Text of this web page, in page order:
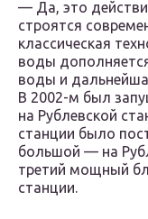
— Да, это
строятся
классическая
воды
воды и
В 2002-м был
на Рублевской
станции было
большой — на
третий мощный
станции.